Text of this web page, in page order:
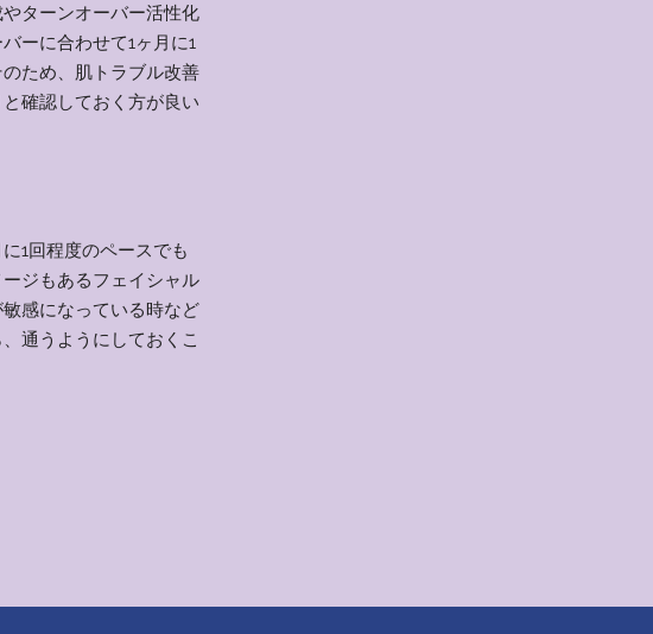
ターンオーバー活性化
ーに合わせて1ヶ月に1
ため、肌トラブル改善
確認しておく方が良い
1回程度のペースでも
ジもあるフェイシャル
感になっている時など
通うようにしておくこ